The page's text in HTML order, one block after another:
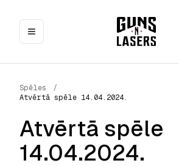
Spēles
/
Atvērtā spēle 14.04.2024.
Atvērtā spēle
14.04.2024.